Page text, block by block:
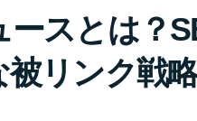
ースとは？
被リンク戦